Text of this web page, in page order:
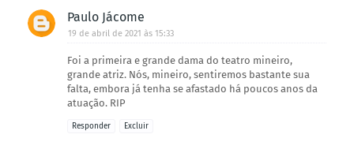
Paulo Jácome
19 de abril de 2021 às 15:33
Foi a primeira e grande dama do teatro mineiro,
grande atriz. Nós, mineiro, sentiremos bastante sua
falta, embora já tenha se afastado há poucos anos da
atuação. RIP
Responder Excluir